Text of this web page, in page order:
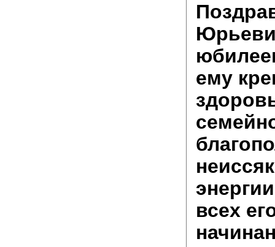
ему
всех